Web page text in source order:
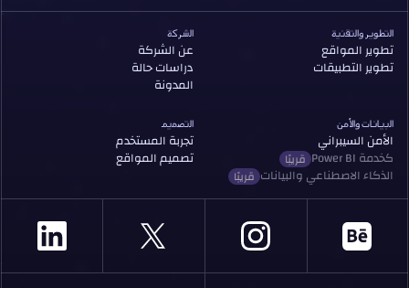
الشركة
عن الشركة
دراسات حالة
المدونة
التصميم
تجربة المستخدم
تصميم المواقع
التطوير والتقنية
تطوير المواقع
تطوير التطبيقات
البيانات والأمن
الأمن السيبراني
Power BI كخدمة قريبًا
الذكاء الاصطناعي والبيانات قريبًا